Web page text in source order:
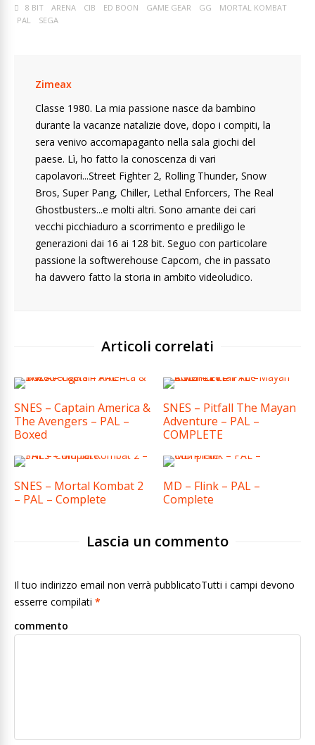
8 BIT ARENA CIB ED BOON GAME GEAR GG
MORTAL KOMBAT
PAL
SEGA
Zimeax
Classe 1980. La mia passione nasce da bambino
durante la vacanze natalizie dove, dopo i compiti, la
sera venivo accomapaganto nella sala giochi del
paese. Lì, ho fatto la conoscenza di vari
capolavori...Street Fighter 2, Rolling Thunder, Snow
Bros, Super Pang, Chiller, Lethal Enforcers, The Real
Ghostbusters...e molti altri. Sono amante dei cari
vecchi picchiaduro a scorrimento e prediligo le
generazioni dai 16 ai 128 bit. Seguo con particolare
passione la softwerehouse Capcom, che in passato
ha davvero fatto la storia in ambito videoludico.
Articoli correlati
SNES – Captain America &
The Avengers – PAL –
Boxed
SNES – Pitfall The Mayan
Adventure – PAL –
COMPLETE
SNES – Mortal Kombat 2
– PAL – Complete
MD – Flink – PAL –
Complete
Lascia un commento
Il tuo indirizzo email non verrà pubblicatoTutti i campi devono
esserre compilati *
commento